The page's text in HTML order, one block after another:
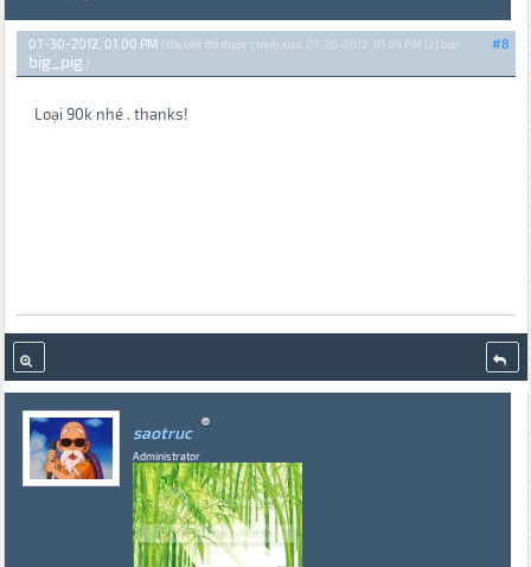
#8
07-30-2012, 01:00 PM (Bài viết đã được chỉnh sửa: 07-30-2012, 01:04 PM {2} bởi
big_pig.)
Loại 90k nhé . thanks!
saotruc
Administrator